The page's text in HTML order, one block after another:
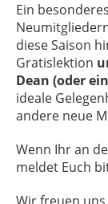
Ein
diese Saison
Gratislektion
Dean (oder
ideale
andere neue
Wenn Ihr an
meldet Euch